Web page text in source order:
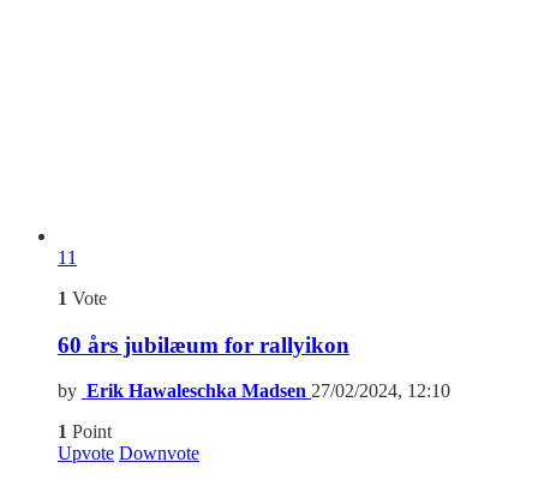
11
1 Vote
60 års jubilæum for rallyikon
by Erik Hawaleschka Madsen 27/02/2024, 12:10
1 Point
Upvote Downvote